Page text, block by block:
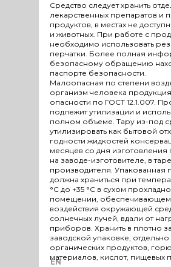
Средство следует хранить
лекарственных препаратов и
продуктов, в местах не
и животных. При работе с
необходимо использовать
перчатки. Более полная
безопасному обращению
паспорте безопасности.
Малоопасная по степени
организм человека
опасности по ГОСТ 12.1.007.
подлежит утилизации и
полном объеме. Тару из-под
утилизировать как бытовой
годности жидкостей
месяцев со дня изготовления
на заводе-изготовителе, в таре
производителя. Упакованная
должна храниться при
°С до +35 °С в сухом
помещении, обеспечивающем
воздействия окружающей
солнечных лучей, вдали от
приборов. Хранить в плотно
заводской упаковке, отдельно
органических продуктов,
материалов, кислот, пищевых
EN